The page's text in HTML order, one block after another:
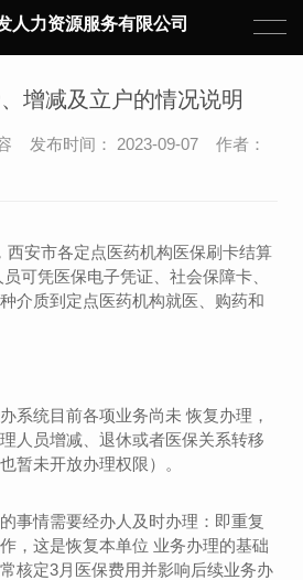
人力资源服务有限公司
增减及立户的情况说明
发布时间： 2023-09-07 作者：
西安市各定点医药机构医保刷卡结算
可凭医保电子凭证、社会保障卡、
介质到定点医药机构就医、购药和
系统目前各项业务尚未 恢复办理，
人员增减、退休或者医保关系转移
暂未开放办理权限）。
事情需要经办人及时办理：即重复
，这是恢复本单位 业务办理的基础
核定3月医保费用并影响后续业务办